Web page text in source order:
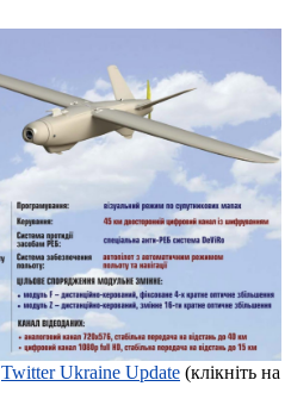
Twitter Ukraine Update (клікніть на